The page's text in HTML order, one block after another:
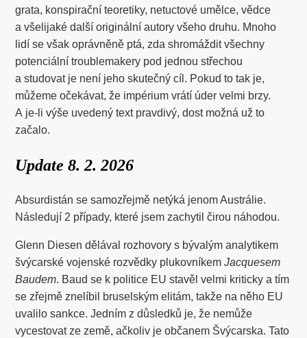
grata, konspirační teoretiky, netuctové umělce, vědce
a všelijaké další originální autory všeho druhu. Mnoho
lidí se však oprávněně ptá, zda shromáždit všechny
potenciální troublemakery pod jednou střechou
a studovat je není jeho skutečný cíl. Pokud to tak je,
můžeme očekávat, že impérium vrátí úder velmi brzy.
A je-li výše uvedený text pravdivý, dost možná už to
začalo.
Update 8. 2. 2026
Absurdistán se samozřejmě netýká jenom Austrálie.
Následují 2 případy, které jsem zachytil čirou náhodou.
Glenn Diesen dělával rozhovory s bývalým analytikem
švýcarské vojenské rozvědky plukovníkemJacquesem
Baudem. Baud se k politice EU stavěl velmi kriticky a tím
se zřejmě znelíbil bruselským elitám, takže na něho EU
uvalilo sankce. Jedním z důsledků je, že nemůže
vycestovat ze země, ačkoliv je občanem Švýcarska. Tato